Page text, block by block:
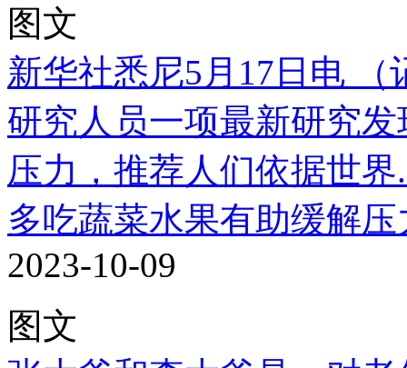
图文
新华社悉尼5月17日电
研究人员一项最新研究
压力，推荐人们依据世界
多吃蔬菜水果有助缓解压
2023-10-09
图文